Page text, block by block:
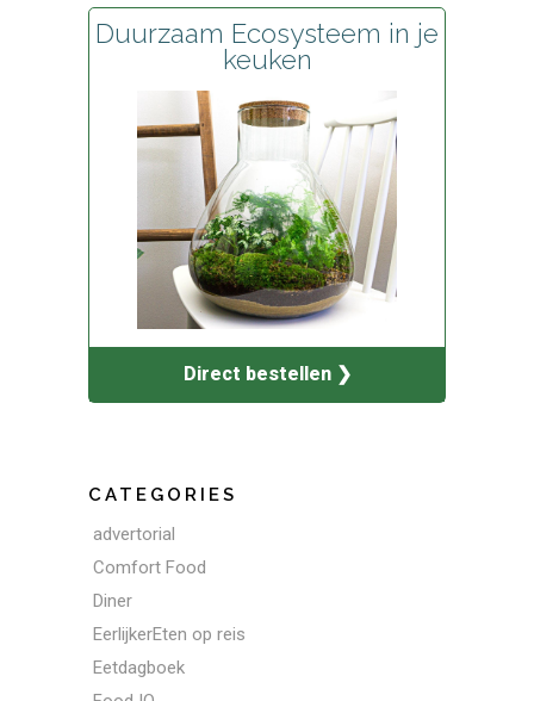
Duurzaam Ecosysteem in je
keuken
Direct bestellen ❯
CATEGORIES
advertorial
Comfort Food
Diner
EerlijkerEten op reis
Eetdagboek